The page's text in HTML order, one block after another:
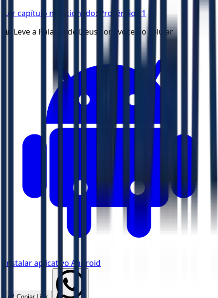
Ler capítulo mencionado: Provérbios 1
📱 Leve a Palavra de Deus com voce no celular
Instalar aplicativo Android